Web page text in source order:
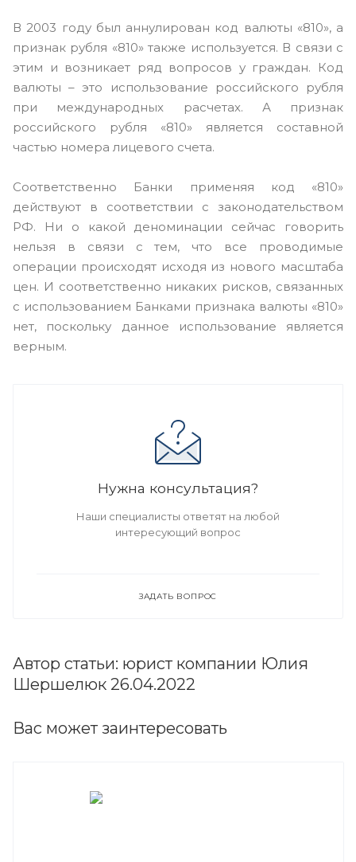
В 2003 году был аннулирован код валюты «810», а
признак рубля «810» также используется. В связи с
этим и возникает ряд вопросов у граждан. Код
валюты – это использование российского рубля
при международных расчетах. А признак
российского рубля «810» является составной
частью номера лицевого счета.
Соответственно Банки применяя код «810»
действуют в соответствии с законодательством
РФ. Ни о какой деноминации сейчас говорить
нельзя в связи с тем, что все проводимые
операции происходят исходя из нового масштаба
цен. И соответственно никаких рисков, связанных
с использованием Банками признака валюты «810»
нет, поскольку данное использование является
верным.
Нужна консультация?
Наши специалисты ответят на любой
интересующий вопрос
ЗАДАТЬ ВОПРОС
Автор статьи: юрист компании Юлия
Шершелюк 26.04.2022
Вас может заинтересовать